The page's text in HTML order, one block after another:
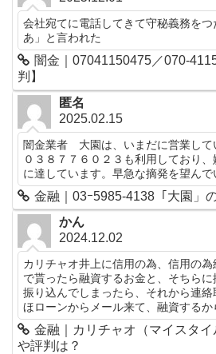
会社宛てに電話してきて守秘義務を
あ」と言われた
闇金｜07041150475／070-
判】
匿名
2025.02.15
闇金業者 大園は、いまだに営業して
０３８７７６０２３も利用しており
に達しています。早急な摘発を望んで
金融｜03ｰ5985-4138「大園」
かん
2024.12.02
カリチャオ井上に信用の為、信用の
で貰ったら融資するお金と、そちら
振り込んでしまったら、それから連
ほローンからメール来て、融資するか
金融｜カリチャオ（マイスタイ
や評判は？